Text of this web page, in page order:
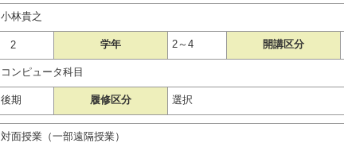
小林貴之
2 学年 2～4 開講区分
コンピュータ科目
後期 履修区分 選択
対面授業（一部遠隔授業）